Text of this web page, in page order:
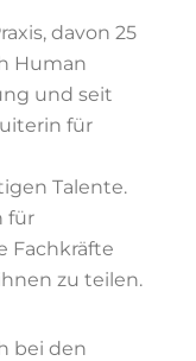
davon 25
Human
und seit
für
Talente.
für
Fachkräfte
zu teilen.
bei den